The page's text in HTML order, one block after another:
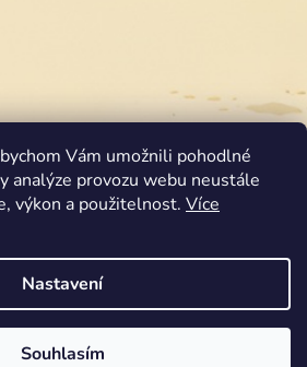
Vám umožnili pohodlné
analýze provozu webu neustále
výkon a použitelnost. Více
Nastavení
Souhlasím
Vytvořil Shoptet